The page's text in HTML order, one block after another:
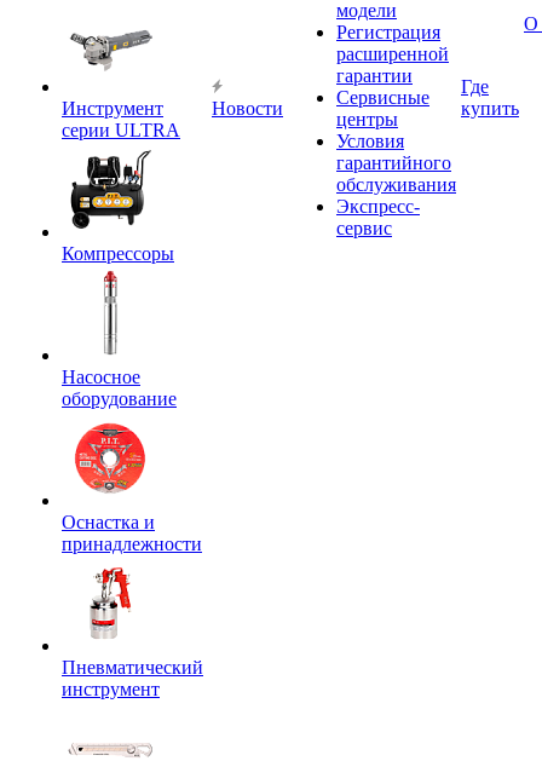
Инструмент
серии ULTRA
Компрессоры
Насосное
оборудование
Оснастка и
принадлежности
Пневматический
инструмент
Новости
модели
Регистрация
расширенной
гарантии
Сервисные
центры
Условия
гарантийного
обслуживания
Экспресс-
сервис
Где
купить
О